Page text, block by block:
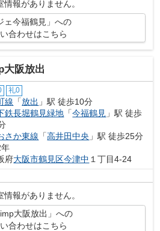
情報がありません。
ェ今福鶴見」への
合わせはこちら
大阪放出
礼0
線 「放出 」駅 徒歩10分
鉄長堀鶴見緑地 「今福鶴見 」駅 徒歩
さか東線 「高井田中央 」駅 徒歩25分
府大阪市鶴見区今津中 １丁目4-24
情報がありません。
imp大阪放出」への
合わせはこちら